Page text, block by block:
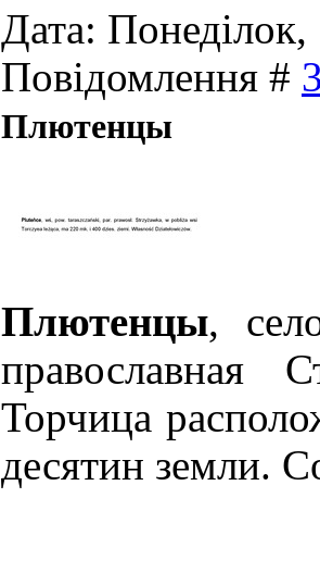
Дата:
Повідомлення #
Плютенцы
Плютенцы,
православная
Торчица
десятин земли.